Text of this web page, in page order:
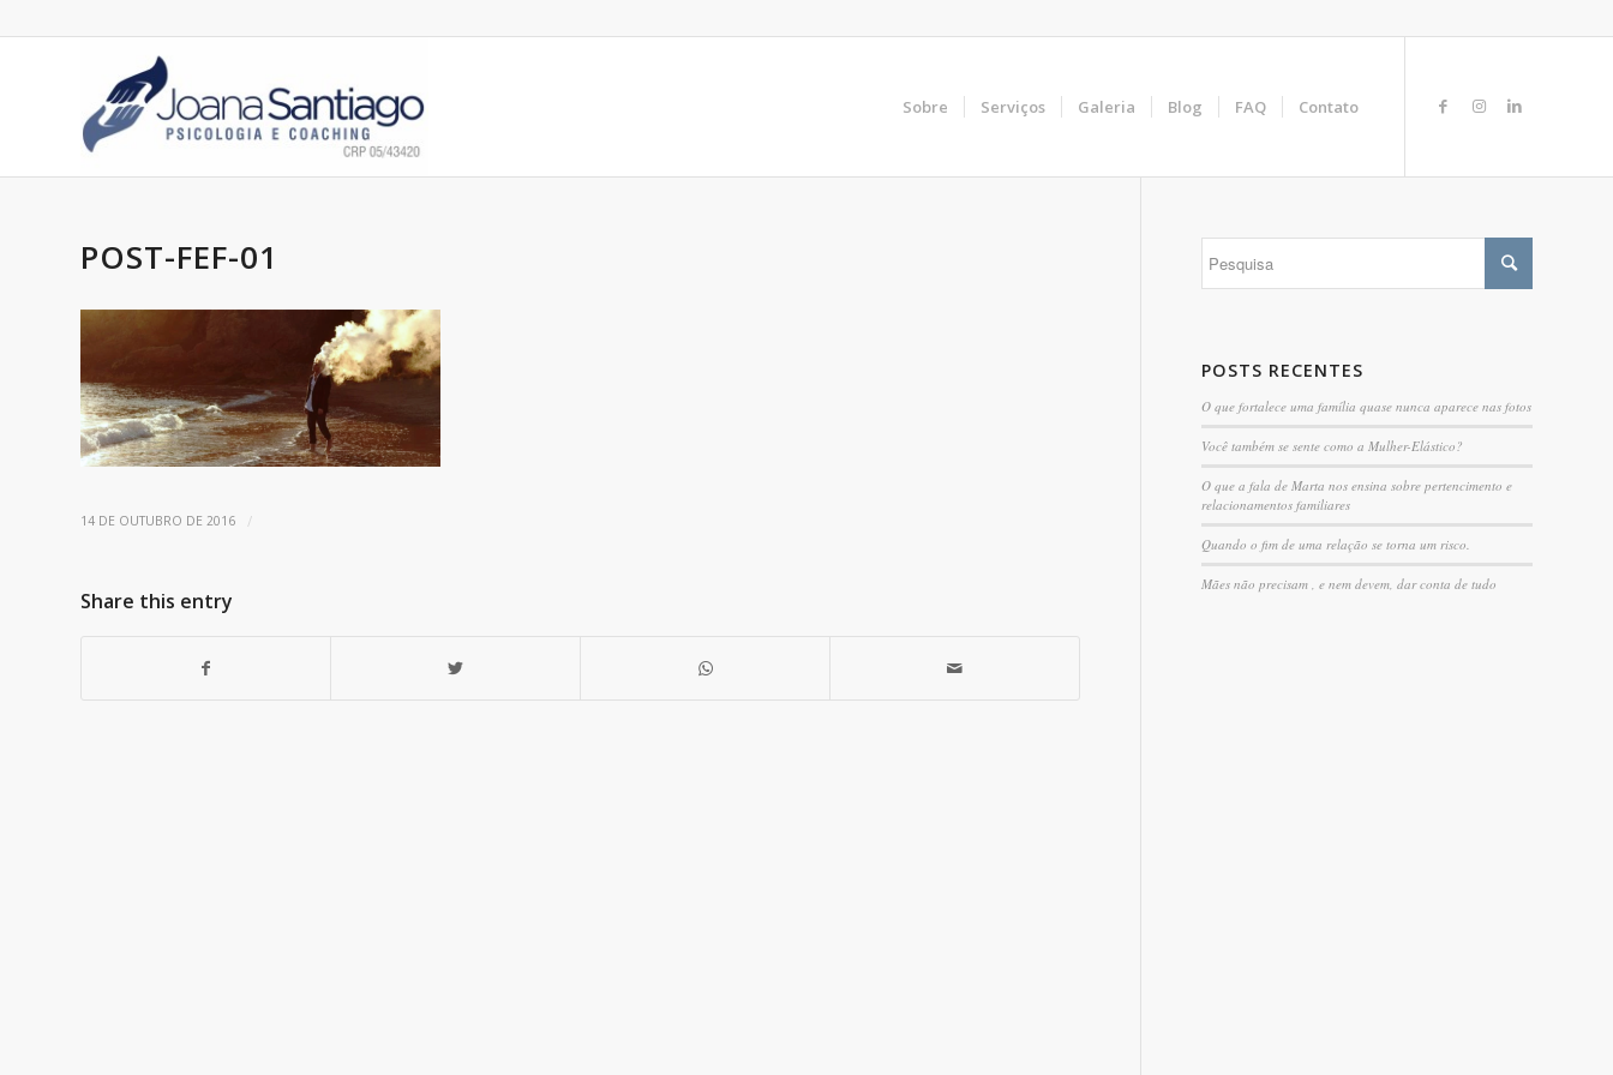
Sobre Serviços Galeria Blog FAQ Contato
POST-FEF-01
14 DE OUTUBRO DE 2016 /
Share this entry
POSTS RECENTES
O que fortalece uma família quase nunca aparece nas fotos
Você também se sente como a Mulher-Elástico?
O que a fala de Marta nos ensina sobre pertencimento e
relacionamentos familiares
Quando o fim de uma relação se torna um risco.
Mães não precisam , e nem devem, dar conta de tudo